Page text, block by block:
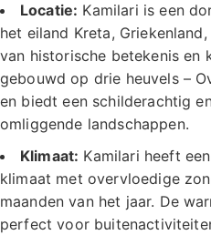
Locatie: Kamilari is een
het eiland Kreta,
van historische betekenis en
gebouwd op drie heuvels –
en biedt een schilderachtig
omliggende landschappen.
Klimaat: Kamilari heeft
klimaat met overvloedige
maanden van het jaar. De
perfect voor